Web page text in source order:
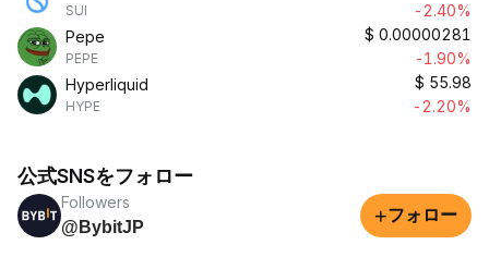
SUI
-2.40%
Pepe
PEPE
$ 0.00000281
-1.90%
Hyperliquid
HYPE
$ 55.98
-2.20%
公式SNSをフォロー
Followers
@BybitJP
+フォロー